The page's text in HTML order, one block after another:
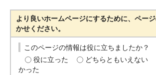
より良いホームページにするために、ペー
かせください。
このページの情報は役に立ちましたか？
役に立った
どちらともいえない
かった